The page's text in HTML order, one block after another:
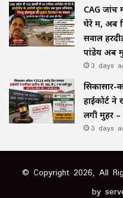
CAG जांच
घेरे में, अब
सवाल
पांडेय अब
3 days
सिकासार-
हाईकोर्ट
लगी मुहर –
3 days
© Copyright 2026, All
by